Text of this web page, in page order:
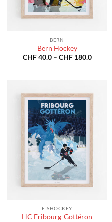
BERN
Bern Hockey
CHF40.0 – CHF180.0
EISHOCKEY
HC Fribourg-Gottéron